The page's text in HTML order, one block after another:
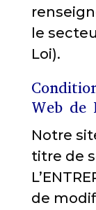
le
Loi).
Web de
Notre
titre de
de